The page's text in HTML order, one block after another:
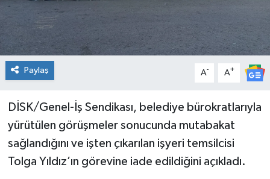
Paylaş A- A+
DİSK/Genel-İş Sendikası, belediye bürokratlarıyla
yürütülen görüşmeler sonucunda mutabakat
sağlandığını ve işten çıkarılan işyeri temsilcisi
Tolga Yıldız’ın görevine iade edildiğini açıkladı.
Tatil ve Seyahat
Çevre
Okul Gazetesi